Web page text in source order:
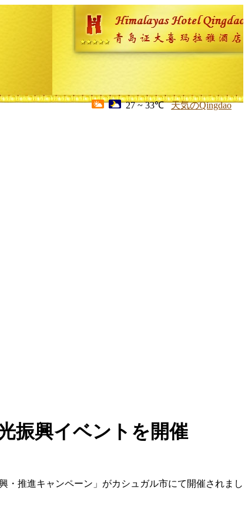
27 ~ 33℃ 天気のQingdao
振興イベントを開催
・推進キャンペーン」がカシュガル市にて開催されまし